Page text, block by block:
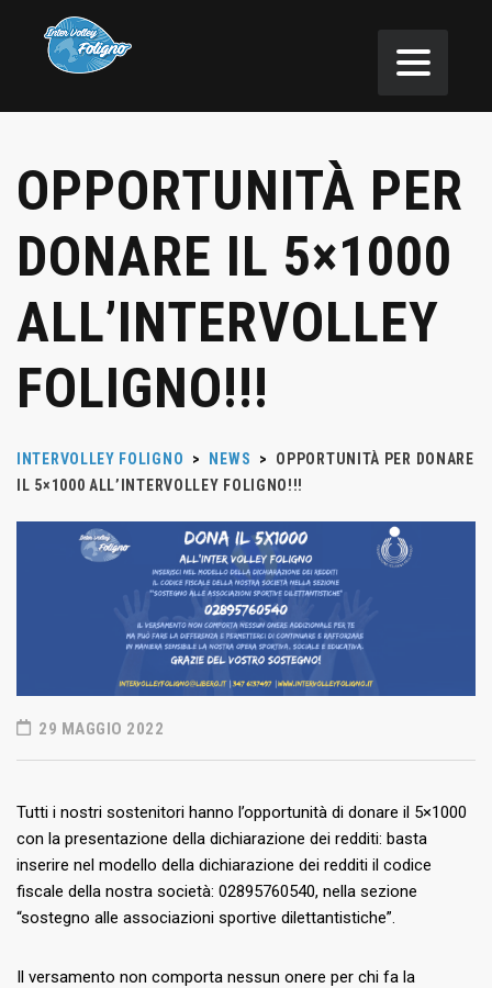
OPPORTUNITÀ PER
DONARE IL 5×1000
ALL’INTERVOLLEY
FOLIGNO!!!
INTERVOLLEY FOLIGNO > NEWS >
OPPORTUNITÀ PER DONARE
IL 5×1000 ALL’INTERVOLLEY FOLIGNO!!!
29 MAGGIO 2022
Tutti i nostri sostenitori hanno l’opportunità di donare il 5×1000
con la presentazione della dichiarazione dei redditi: basta
inserire nel modello della dichiarazione dei redditi il codice
fiscale della nostra società: 02895760540, nella sezione
“sostegno alle associazioni sportive dilettantistiche”.
Il versamento non comporta nessun onere per chi fa la